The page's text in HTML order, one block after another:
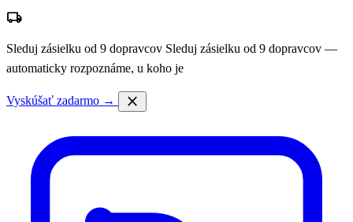
local_shipping
Sleduj zásielku od 9 dopravcov Sleduj zásielku od 9 dopravcov —
automaticky rozpoznáme, u koho je
Vyskúšať zadarmo → close